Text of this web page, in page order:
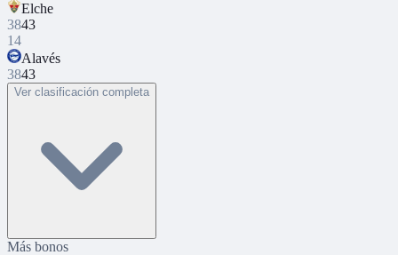
Elche
3843
14
Alavés
3843
Ver clasificación completa
Más bonos